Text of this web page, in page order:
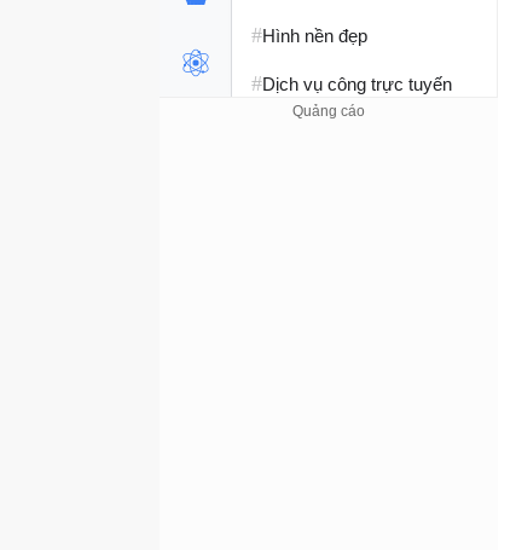
#Hình nền đẹp
#Dịch vụ công trực tuyến